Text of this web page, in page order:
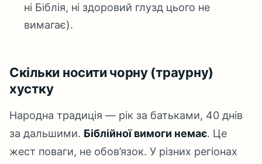
ні Біблія, ні здоровий глузд цього не
вимагає).
Скільки носити чорну (траурну)
хустку
Народна традиція — рік за батьками, 40 днів
за дальшими. Біблійної вимоги немає. Це
жест поваги, не обов’язок. У різних регіонах